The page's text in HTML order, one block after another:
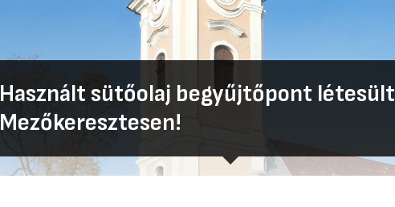
Használt sütőolaj begyűjtőpont létesült
Mezőkeresztesen!